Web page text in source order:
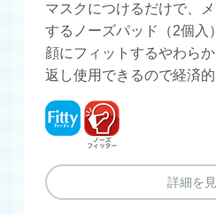
マスクにつけるだけで、
するノーズパッド（2個入
顔にフィットするやわら
返し使用できるので経済的
フィッティノーズフィッター
詳細を